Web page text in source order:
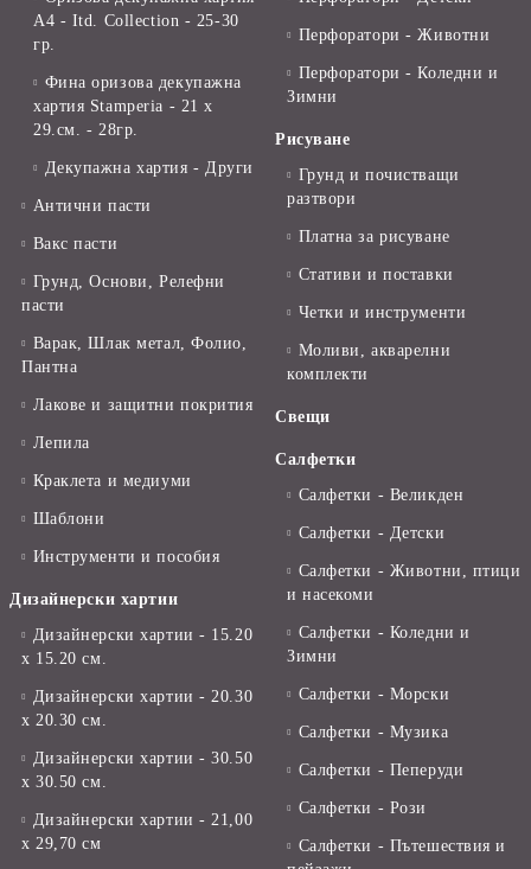
А4 - Itd. Collection - 25-30
гр.
Фина оризова декупажна
хартия Stamperia - 21 х
29.см. - 28гр.
Декупажна хартия - Други
Антични пасти
Вакс пасти
Грунд, Основи, Релефни
пасти
Варак, Шлак метал, Фолио,
Пантна
Лакове и защитни покрития
Лепила
Краклета и медиуми
Шаблони
Инструменти и пособия
Дизайнерски хартии
Дизайнерски хартии - 15.20
х 15.20 см.
Дизайнерски хартии - 20.30
х 20.30 см.
Дизайнерски хартии - 30.50
х 30.50 см.
Дизайнерски хартии - 21,00
х 29,70 см
Перфоратори - Животни
Перфоратори - Коледни и
Зимни
Рисуване
Грунд и почистващи
разтвори
Платна за рисуване
Стативи и поставки
Четки и инструменти
Моливи, акварелни
комплекти
Свещи
Салфетки
Салфетки - Великден
Салфетки - Детски
Салфетки - Животни, птици
и насекоми
Салфетки - Коледни и
Зимни
Салфетки - Морски
Салфетки - Музика
Салфетки - Пеперуди
Салфетки - Рози
Салфетки - Пътешествия и